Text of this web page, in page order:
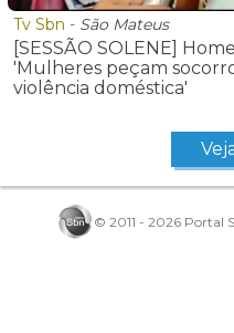
Tv Sbn - São Mateus
[SESSÃO SOLENE]
'Mulheres peçam
violência doméstica'
© 2011 - 2026 Portal